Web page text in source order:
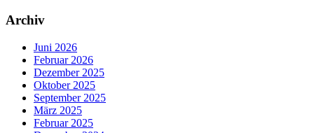
Archiv
Juni 2026
Februar 2026
Dezember 2025
Oktober 2025
September 2025
März 2025
Februar 2025